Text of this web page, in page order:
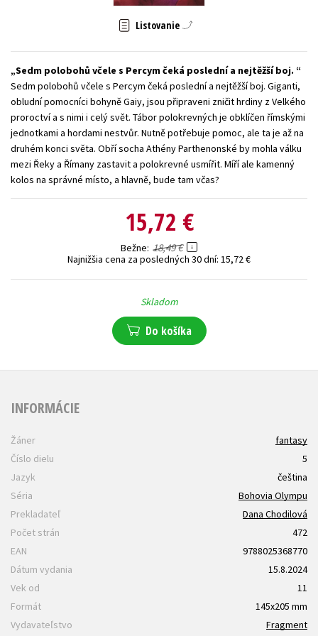
Učebnice
Zdravie a životný štýl
Všetky tituly
Listovanie
Sedm polobohů včele s Percym čeká poslední a nejtěžší boj.
Sedm polobohů včele s Percym čeká poslední a nejtěžší boj. Giganti,
obludní pomocníci bohyně Gaiy, jsou připraveni zničit hrdiny z Velkého
proroctví a s nimi i celý svět. Tábor polokrevných je obklíčen římskými
jednotkami a hordami nestvůr. Nutně potřebuje pomoc, ale ta je až na
druhém konci světa. Obří socha Athény Parthenonské by mohla válku
mezi Řeky a Římany zastavit a polokrevné usmířit. Míří ale kamenný
kolos na správné místo, a hlavně, bude tam včas?
15,72 €
Bežne 18,49 €
Najnižšia cena za posledných 30 dní: 15,72 €
Skladom
Do košíka
INFORMÁCIE
Žáner
fantasy
Číslo dielu
5
Jazyk
čeština
Séria
Bohovia Olympu
Prekladateľ
Dana Chodilová
Počet strán
472
EAN
9788025368770
Dátum vydania
15.8.2024
Vek od
11
Formát
145x205 mm
Vydavateľstvo
Fragment